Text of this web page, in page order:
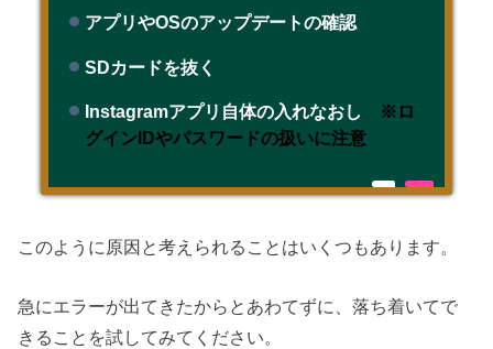
アプリやOSのアップデートの確認
SDカードを抜く
Instagramアプリ自体の入れなおし
※ロ
グインIDやパスワードの扱いに注意
このように原因と考えられることはいくつもあります。
急にエラーが出てきたからとあわてずに、落ち着いてで
きることを試してみてください。